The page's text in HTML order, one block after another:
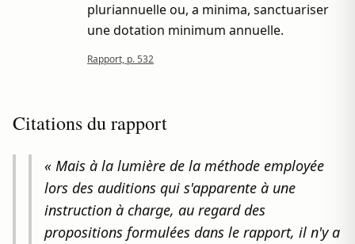
pluriannuelle ou, a minima, sanctuariser
une dotation minimum annuelle.
Rapport, p. 532
Citations du rapport
« Mais à la lumière de la méthode employée
lors des auditions qui s'apparente à une
instruction à charge, au regard des
propositions formulées dans le rapport, il n'y a